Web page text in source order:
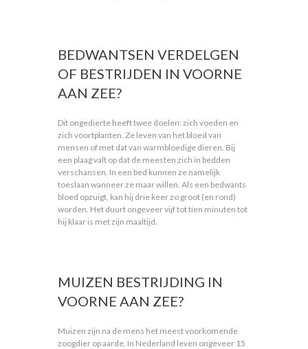
BEDWANTSEN VERDELGEN
OF BESTRIJDEN IN VOORNE
AAN ZEE?
Dit ongedierte heeft twee doelen: zich voeden en
zich voortplanten. Ze leven van het bloed van
mensen of met dat van warmbloedige dieren. Bij
een plaag valt op dat de meesten zich in bedden
verschansen. In een bed kunnen ze namelijk
toeslaan wanneer ze maar willen. Als een bedwants
bloed opzuigt, kan hij drie keer zo groot (en rond)
worden. Het duurt ongeveer vijf tot tien minuten tot
hij klaar is met zijn maaltijd.
MUIZEN BESTRIJDING IN
VOORNE AAN ZEE?
Muizen zijn na de mens het meest voorkomende
zoogdier op aarde. In Nederland leven ongeveer 15